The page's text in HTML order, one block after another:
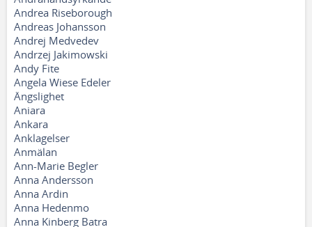
Andrea Riseborough
Andreas Johansson
Andrej Medvedev
Andrzej Jakimowski
Andy Fite
Angela Wiese Edeler
Ängslighet
Aniara
Ankara
Anklagelser
Anmälan
Ann-Marie Begler
Anna Andersson
Anna Ardin
Anna Hedenmo
Anna Kinberg Batra